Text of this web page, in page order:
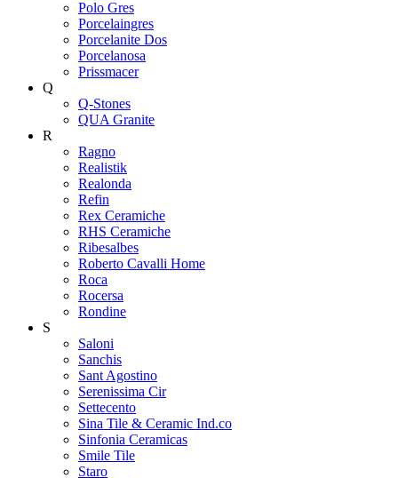
Polo Gres
Porcelaingres
Porcelanite Dos
Porcelanosa
Prissmacer
Q
Q-Stones
QUA Granite
R
Ragno
Realistik
Realonda
Refin
Rex Ceramiche
RHS Ceramiche
Ribesalbes
Roberto Cavalli Home
Roca
Rocersa
Rondine
S
Saloni
Sanchis
Sant Agostino
Serenissima Cir
Settecento
Sina Tile & Ceramic Ind.co
Sinfonia Ceramicas
Smile Tile
Staro